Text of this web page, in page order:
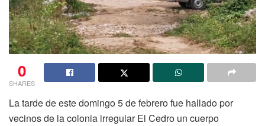
0
SHARES
La tarde de este domingo 5 de febrero fue hallado por
vecinos de la colonia irregular El Cedro un cuerpo